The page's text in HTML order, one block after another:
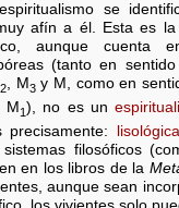
se
afín a él. Esta es
aunque cuenta
(tanto en
2, M3y M, como en
M 1), no es un
precisamente:
filosóficos
en los libros de la
aunque sean